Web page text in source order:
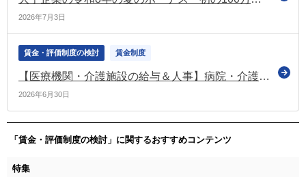
2026年7月3日
賃金・評価制度の検討 賃金制度
【医療機関・介護施設の給与＆人事】病院・介護施設の賃金制度改革実践ガイド
2026年6月30日
「賃金・評価制度の検討」に関するおすすめコンテンツ
特集